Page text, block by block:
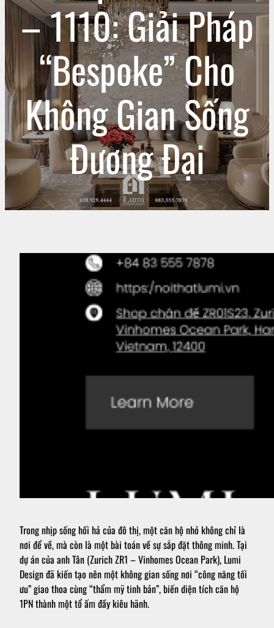
– 1110: Giải Pháp
“Bespoke” Cho
Không Gian Sống
Đương Đại
Trong nhịp sống hối hả của đô thị, một căn hộ nhỏ không chỉ là
nơi để về, mà còn là một bài toán về sự sắp đặt thông minh. Tại
dự án của anh Tân (Zurich ZR1 – Vinhomes Ocean Park), Lumi
Design đã kiến tạo nên một không gian sống nơi “công năng tối
ưu” giao thoa cùng “thẩm mỹ tinh bản”, biến diện tích căn hộ
1PN thành một tổ ấm đầy kiêu hãnh.